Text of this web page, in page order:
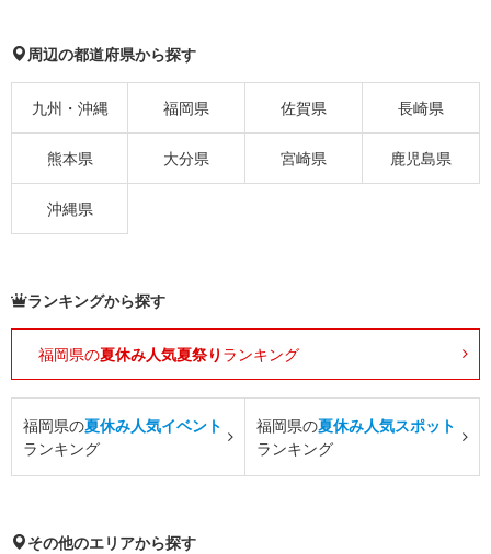
周辺の都道府県から探す
九州・沖縄 福岡県 佐賀県 長崎県
熊本県 大分県 宮崎県 鹿児島県
沖縄県
ランキングから探す
福岡県の夏休み人気夏祭り ランキング
福岡県の夏休み人気イベント
ランキング
福岡県の夏休み人気スポット
ランキング
その他のエリアから探す